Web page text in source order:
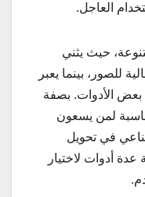
العاجل.
حيث يثني
للصور، بينما يعبر
بعض الأدوات. بصفة
لمن يسعون
في تحويل
أدوات لاختيار